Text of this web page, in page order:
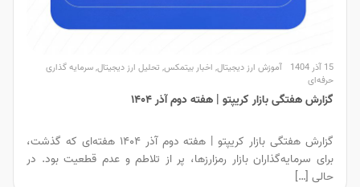
15 آذر 1404 آموزش ارز دیجیتال, اخبار بیتمکس, تحلیل ارز دیجیتال,سرمایه گذاری
حرفه‌ای
گزارش هفتگی بازار کریپتو | هفته دوم آذر ۱۴۰۴
گزارش هفتگی بازار کریپتو | هفته دوم آذر ۱۴۰۴ هفته‌ای که گذشت،
برای سرمایه‌گذاران بازار رمزارزها، پر از تلاطم و عدم قطعیت بود. در
حالی […]